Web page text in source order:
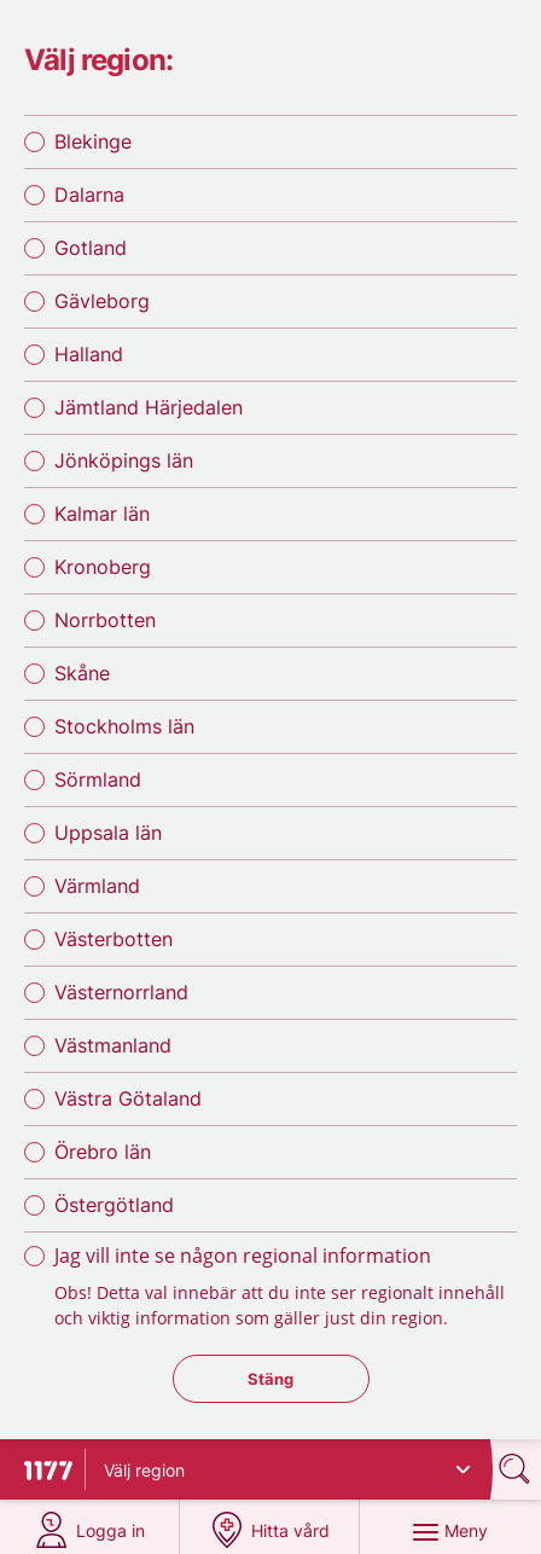
Välj region:
Blekinge
Dalarna
Gotland
Gävleborg
Halland
Jämtland Härjedalen
Jönköpings län
Kalmar län
Kronoberg
Norrbotten
Skåne
Stockholms län
Sörmland
Uppsala län
Värmland
Västerbotten
Västernorrland
Västmanland
Västra Götaland
Örebro län
Östergötland
Jag vill inte se någon regional information
Obs! Detta val innebär att du inte ser regionalt innehåll
och viktig information som gäller just din region.
Stäng regionsväljaren
Stäng
Till startsidan för 1177
Välj region
Logga in
på 1177.se
Hitta vård
på 1177.se
Meny